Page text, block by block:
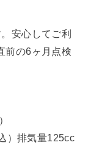
安心してご利
前の6ヶ月点検
）排気量125cc